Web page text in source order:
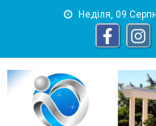
Неділя, 09
информационный